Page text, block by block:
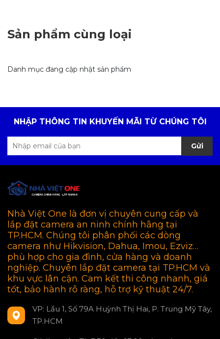
Sản phẩm cùng loại
Danh mục đang cập nhật sản phẩm
NHẬP THÔNG TIN KHUYẾN MÃI TỪ CHÚNG TÔI
Gửi
Nhà Việt One là đơn vị chuyên cung cấp và
lắp đặt camera an ninh chính hãng tại
TP.HCM. Chúng tôi phân phối các dòng
camera như Hikvision, Dahua, Imou, Ezviz…
phù hợp cho gia đình, cửa hàng và doanh
nghiệp. Chuyên lắp đặt camera tại TP.HCM và
khu vực lân cận. Cam kết thi công nhanh, giá
tốt, bảo hành rõ ràng, hỗ trợ kỹ thuật 24/7.
VP: Lầu 1, Số 79A Huỳnh Thị Hai, P. Trung Mỹ Tây,
TP.HCM